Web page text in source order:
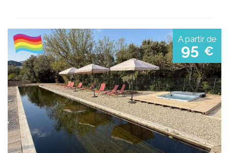
A partir de
95 €